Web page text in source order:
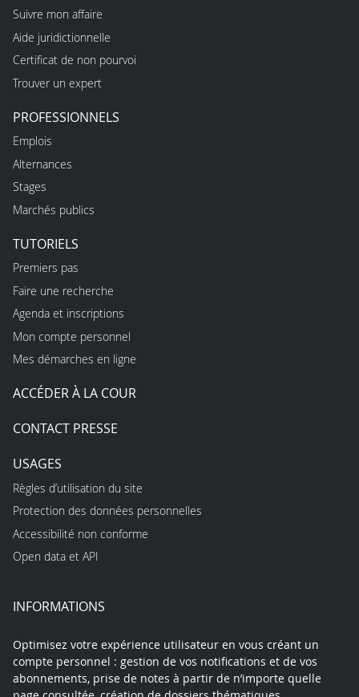
Suivre mon affaire
Aide juridictionnelle
Certificat de non pourvoi
Trouver un expert
PROFESSIONNELS
Emplois
Alternances
Stages
Marchés publics
TUTORIELS
Premiers pas
Faire une recherche
Agenda et inscriptions
Mon compte personnel
Mes démarches en ligne
ACCÉDER À LA COUR
CONTACT PRESSE
USAGES
Règles d’utilisation du site
Protection des données personnelles
Accessibilité non conforme
Open data et API
INFORMATIONS
Optimisez votre expérience utilisateur en vous créant un
compte personnel : gestion de vos notifications et de vos
abonnements, prise de notes à partir de n’importe quelle